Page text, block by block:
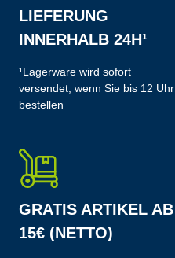
LIEFERUNG
INNERHALB 24H¹
¹Lagerware wird sofort
versendet, wenn Sie bis 12 Uhr
bestellen
GRATIS ARTIKEL AB
15€ (NETTO)